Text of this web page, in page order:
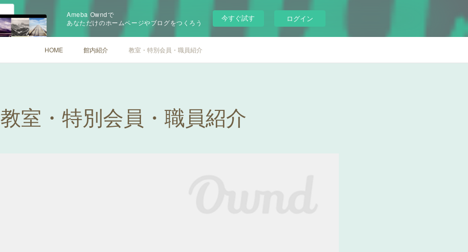
Ameba Owndで
あなただけのホームページやブログをつくろう
今すぐ試す ログイン
HOME 館内紹介 教室・特別会員・職員紹介
教室・特別会員・職員紹介